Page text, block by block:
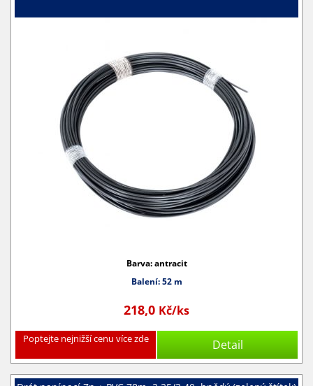
Barva: antracit
Balení: 52 m
218,0 Kč/ks
Poptejte nejnižší cenu více zde Detail